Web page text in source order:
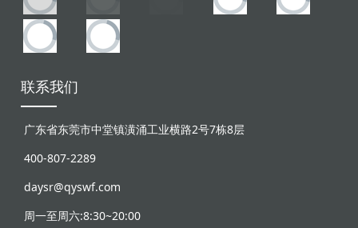
联系我们
广东省东莞市中堂镇潢涌工业横路2号7栋8层
400-807-2289
daysr@qyswf.com
周一至周六:8:30~20:00